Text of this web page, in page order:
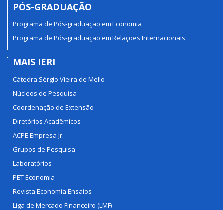
PÓS-GRADUAÇÃO
Programa de Pós-graduação em Economia
Programa de Pós-graduação em Relações Internacionais
MAIS IERI
Cátedra Sérgio Vieira de Mello
Núcleos de Pesquisa
Coordenação de Extensão
Diretórios Acadêmicos
ACPE Empresa Jr.
Grupos de Pesquisa
Laboratórios
PET Economia
Revista Economia Ensaios
Liga de Mercado Financeiro (LMF)